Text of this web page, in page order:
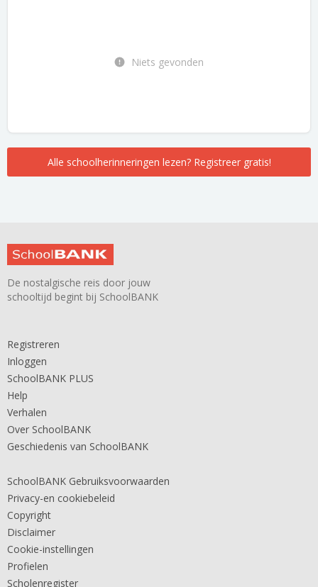
Niets gevonden
Alle schoolherinneringen lezen? Registreer gratis!
De nostalgische reis door jouw
schooltijd begint bij SchoolBANK
Registreren
Inloggen
SchoolBANK PLUS
Help
Verhalen
Over SchoolBANK
Geschiedenis van SchoolBANK
SchoolBANK Gebruiksvoorwaarden
Privacy-en cookiebeleid
Copyright
Disclaimer
Cookie-instellingen
Profielen
Scholenregister